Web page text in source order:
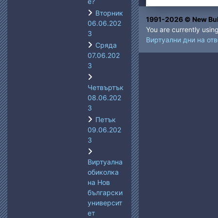
Вторник
06.06.202
3
Сряда
07.06.202
3
Четвъртък
08.06.202
3
Петък
09.06.202
3
Виртуална
обиколка
на Нов
български
университ
ет
1991-2026 © New
You are currently
Виртуални дни на